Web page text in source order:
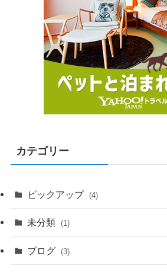
カテゴリー
ピックアップ (4)
未分類 (1)
ブログ (3)